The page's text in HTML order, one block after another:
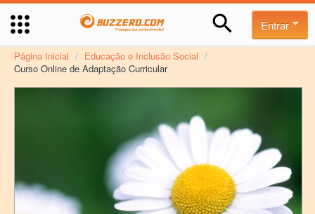
Entrar
Página Inicial / Educação e Inclusão Social /
Curso Online de Adaptação Curricular